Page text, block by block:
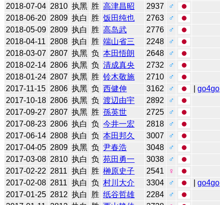
2018-07-04 2810 执黑 胜 高津昌昭 2937
♂
2018-06-20 2809 执白 胜 饭田纯也 2763
♂
2018-05-09 2809 执白 胜 高岛武 2776
♂
2018-04-11
2808 执白 胜 端山省三 2248
♂
2018-03-07 2807 执黑 负 本田悟朗 2648
♂
2018-02-14 2806 执黑 负 清成真央 2732
♂
2018-01-24 2807 执黑 胜 铃木敬施 2710
♂
2017-11-15 2806 执黑 负 西健伸 3162 ♂ |go4go
2017-10-18 2806 执黑 负 渡辺由宇 2892
♂
2017-09-27 2807 执黑 胜 孫英世 2725
♂
2017-08-23 2806 执白 负 今井一宏 2818
♂
2017-06-14 2808 执白 负 本田邦久 3007
♂
2017-04-05 2809 执黑 负 尹春浩 3048
♂
2017-03-08 2810 执白 负 苑田勇一 3038
♂
2017-02-22 2811 执白 胜 榊原史子 2541
♀
2017-02-08 2811 执白 负 村川大介 3304 ♂ |go4go
2017-01-25 2812 执白 胜 纸谷哲雄 2284
♂